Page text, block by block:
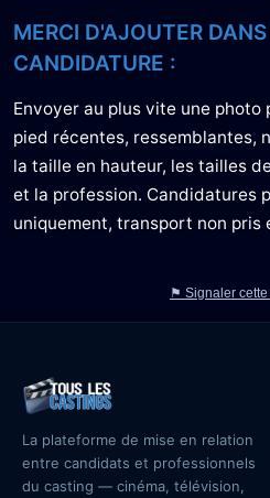
MERCI D'AJOUTER
CANDIDATURE :
Envoyer au plus vite une
pied récentes, ressemblantes,
la taille en hauteur, les tailles
et la profession. Candidatures
uniquement, transport non pris
⚑ Signaler
La plateforme de mise en relation
entre candidats et professionnels
du casting — cinéma, télévision,